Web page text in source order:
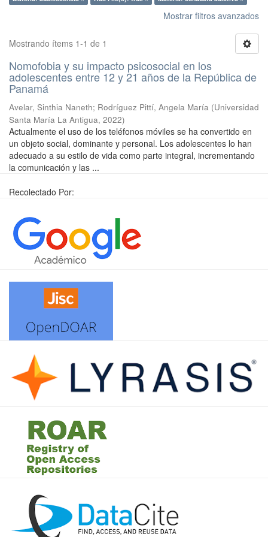
Mostrar filtros avanzados
Mostrando ítems 1-1 de 1
Nomofobia y su impacto psicosocial en los
adolescentes entre 12 y 21 años de la República de
Panamá
Avelar, Sinthia Naneth; Rodríguez Pittí, Angela María (Universidad
Santa María La Antigua, 2022)
Actualmente el uso de los teléfonos móviles se ha convertido en
un objeto social, dominante y personal. Los adolescentes lo han
adecuado a su estilo de vida como parte integral, incrementando
la comunicación y las ...
Recolectado Por: